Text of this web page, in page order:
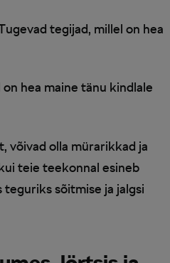
tegijad, millel on hea
hea maine tänu kindlale
võivad olla mürarikkad ja
teie teekonnal esineb
teguriks sõitmise ja jalgsi